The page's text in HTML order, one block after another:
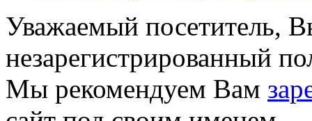
Уважаемый посетитель,
незарегистрированный
Мы рекомендуем Вам